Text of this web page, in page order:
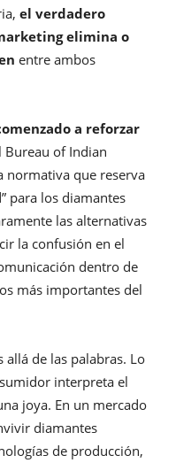
el verdadero
elimina o
entre ambos
a reforzar
Bureau of Indian
normativa que reserva
para los diamantes
las alternativas
la confusión en el
dentro de
más importantes del
allá de las palabras. Lo
interpreta el
joya. En un mercado
diamantes
de producción,